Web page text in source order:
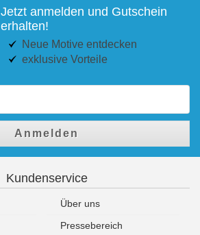
Jetzt anmelden und Gutschein
erhalten!
Neue Motive entdecken
exklusive Vorteile
Anmelden
Kundenservice
Über uns
Pressebereich